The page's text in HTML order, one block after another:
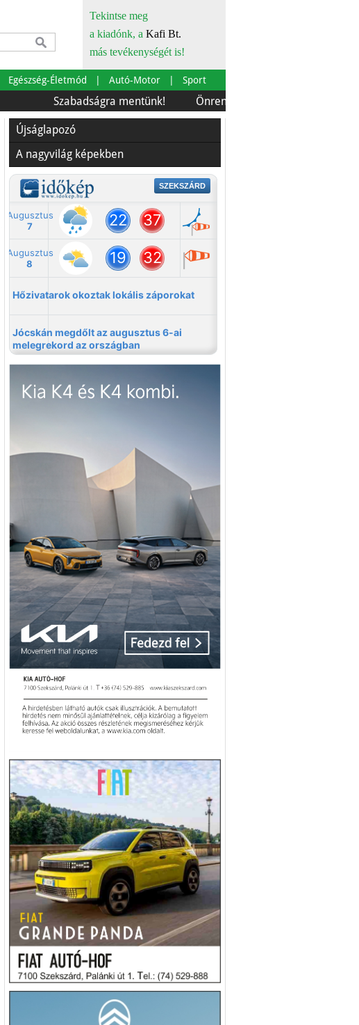
Tekintse meg
a kiadónk, a Kafi Bt.
más tevékenységét is!
Egészség-Életmód Autó-Motor Sport
Szabadságra mentünk! Önrendelkezés és szürkebarát
Újságlapozó
A nagyvilág képekben